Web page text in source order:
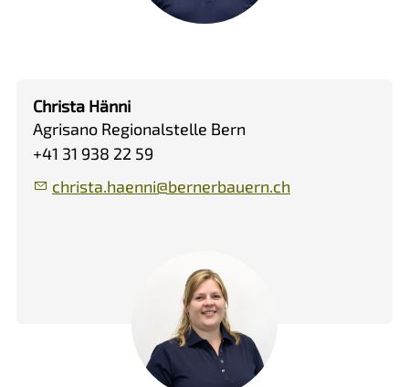
Christa Hänni
Agrisano Regionalstelle Bern
+41 31 938 22 59
chr st h nn b rn rb rn ch